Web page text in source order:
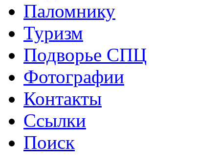
Паломнику
Туризм
Подворье СПЦ
Фотографии
Контакты
Ссылки
Поиск